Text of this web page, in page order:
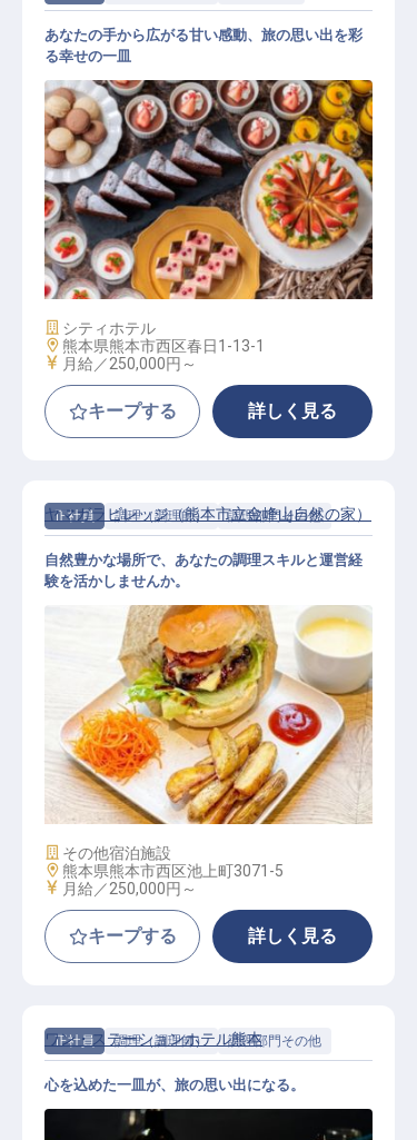
パティシエ
あなたの手から広がる甘い感動、旅の思い出を彩
る幸せの一皿
施設業態
シティホテル
勤務地
熊本県熊本市西区春日1-13-1
給与
月給／250,000円～
キープする 詳しく見る
正社員 調理（調理師） 調理部門その他
施設運営スタッフ（キッチン総合職
）
ヤマガラビレッジ（熊本市立金峰山自然の家）
自然豊かな場所で、あなたの調理スキルと運営経
験を活かしませんか。
施設業態
その他宿泊施設
勤務地
熊本県熊本市西区池上町3071-5
給与
月給／250,000円～
キープする 詳しく見る
正社員 調理（調理師） 調理部門その他
ワン・ステーションホテル熊本
心を込めた一皿が、旅の思い出になる。